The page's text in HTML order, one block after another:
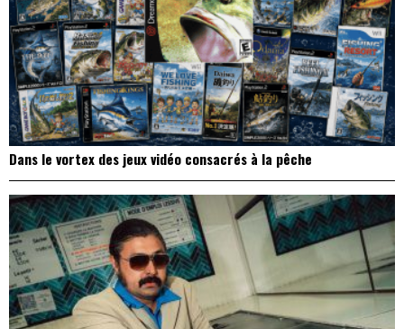
Dans le vortex des jeux vidéo consacrés à la pêche